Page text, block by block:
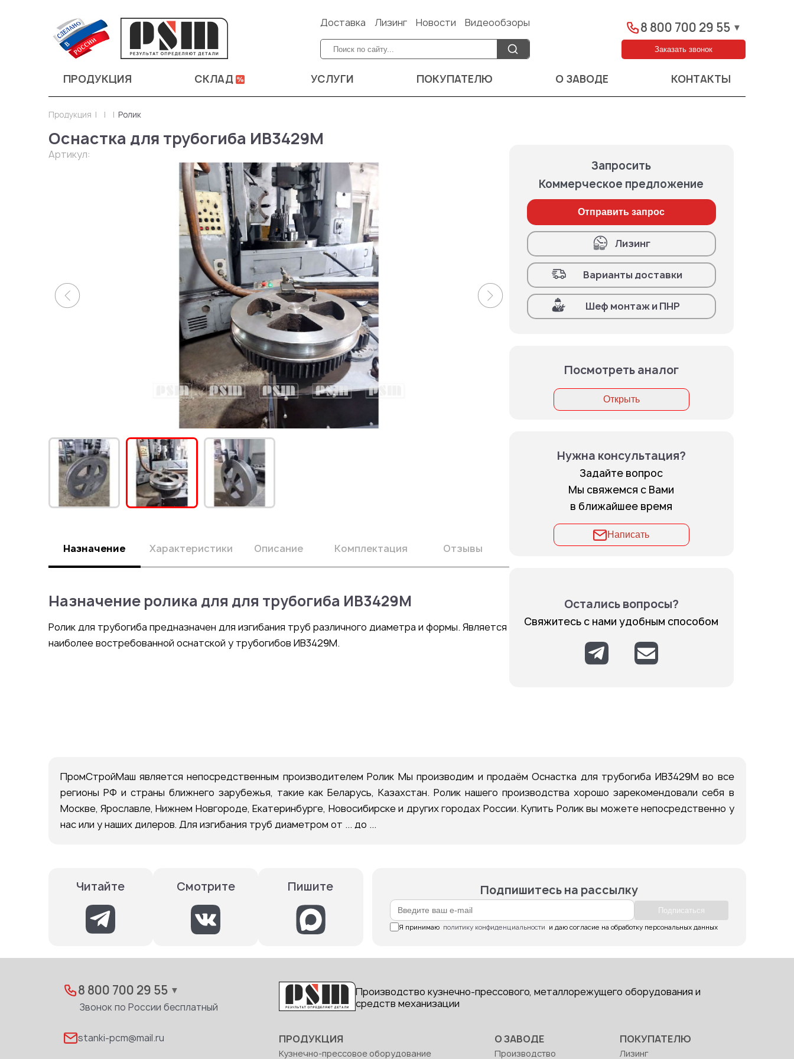
Доставка Лизинг Новости Видеообзоры 8 800 700 29 55 ▼
Заказать звонок
ПРОДУКЦИЯ СКЛАД УСЛУГИ ПОКУПАТЕЛЮ О ЗАВОДЕ КОНТАКТЫ
Продукция Ролик
Оснастка для трубогиба ИВ3429М
Артикул:
Назначение Характеристики Описание Комплектация Отзывы
Назначение ролика для для трубогиба ИВ3429М
Ролик для трубогиба предназначен для изгибания труб различного диаметра и формы. Является
наиболее востребованной оснатской у трубогибов ИВ3429М.
Запросить
Коммерческое предложение
Отправить запрос
Лизинг
Варианты доставки
Шеф монтаж и ПНР
Посмотреть аналог
Открыть
Нужна консультация?
Задайте вопрос
Мы свяжемся с Вами
в ближайшее время
Написать
Остались вопросы?
Свяжитесь с нами удобным способом
ПромСтройМаш является непосредственным производителем Ролик Мы производим и продаём Оснастка для трубогиба ИВ3429М во все
регионы РФ и страны ближнего зарубежья, такие как Беларусь, Казахстан. Ролик нашего производства хорошо зарекомендовали себя в
Москве, Ярославле, Нижнем Новгороде, Екатеринбурге, Новосибирске и других городах России. Купить Ролик вы можете непосредственно у
нас или у наших дилеров. Для изгибания труб диаметром от ... до ...
Читайте Смотрите Пишите Подпишитесь на рассылку
Подпиcаться
Я принимаю политику конфиденциальности
  и даю согласие на обработку персональных данных
8 800 700 29 55 ▼
Звонок по России бесплатный
stanki-pcm@mail.ru
Производство кузнечно-прессового, металлорежущего оборудования и
средств механизации
ПРОДУКЦИЯ
Кузнечно-прессовое оборудование
О ЗАВОДЕ
Производство
ПОКУПАТЕЛЮ
Лизинг